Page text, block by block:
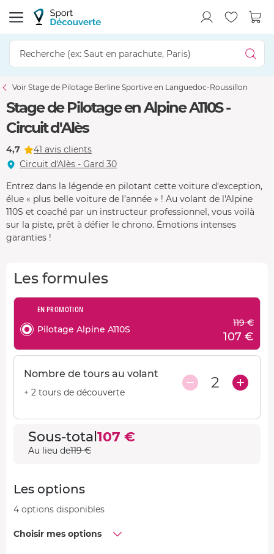
Voir Stage de Pilotage Berline Sportive en Languedoc-Roussillon
Stage de Pilotage en Alpine A110S -
Circuit d'Alès
4,7
41 avis clients
Circuit d'Alès - Gard 30
Entrez dans la légende en pilotant cette voiture d'exception,
élue « plus belle voiture de l’année » ! Au volant de l'Alpine
110S et coaché par un instructeur professionnel, vous voilà
sur la piste, prêt à défier le chrono. Émotions intenses
garanties !
Les formules
EN PROMOTION
Pilotage Alpine A110S
119 €
107 €
Nombre de tours au volant
+ 2 tours de découverte
2
Sous-total107 €
Au lieu de119 €
Les options
4 options disponibles
Choisir mes options